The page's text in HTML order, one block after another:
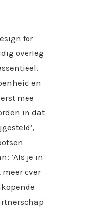
for
overleg
en
mee
in dat
‘Als je in
over